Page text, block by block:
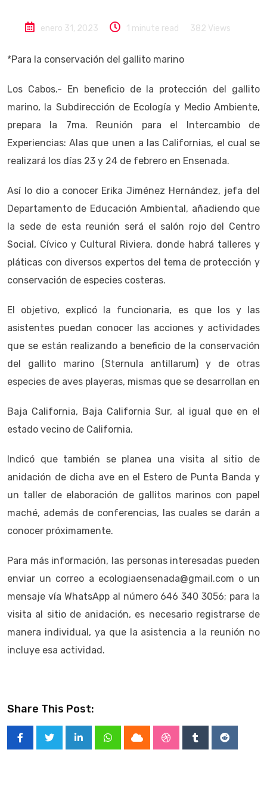
enero 31, 2023 1 minute read 382 Views
*Para la conservación del gallito marino
Los Cabos.- En beneficio de la protección del gallito
marino, la Subdirección de Ecología y Medio Ambiente,
prepara la 7ma. Reunión para el Intercambio de
Experiencias: Alas que unen a las Californias, el cual se
realizará los días 23 y 24 de febrero en Ensenada.
Así lo dio a conocer Erika Jiménez Hernández, jefa del
Departamento de Educación Ambiental, añadiendo que
la sede de esta reunión será el salón rojo del Centro
Social, Cívico y Cultural Riviera, donde habrá talleres y
pláticas con diversos expertos del tema de protección y
conservación de especies costeras.
El objetivo, explicó la funcionaria, es que los y las
asistentes puedan conocer las acciones y actividades
que se están realizando a beneficio de la conservación
del gallito marino (Sternula antillarum) y de otras
especies de aves playeras, mismas que se desarrollan en
Baja California, Baja California Sur, al igual que en el
estado vecino de California.
Indicó que también se planea una visita al sitio de
anidación de dicha ave en el Estero de Punta Banda y
un taller de elaboración de gallitos marinos con papel
maché, además de conferencias, las cuales se darán a
conocer próximamente.
Para más información, las personas interesadas pueden
enviar un correo a ecologiaensenada@gmail.com o un
mensaje vía WhatsApp al número 646 340 3056; para la
visita al sitio de anidación, es necesario registrarse de
manera individual, ya que la asistencia a la reunión no
incluye esa actividad.
Share This Post:
LinkedInWhatsappCloud StumbleUpon
TumblrReddit